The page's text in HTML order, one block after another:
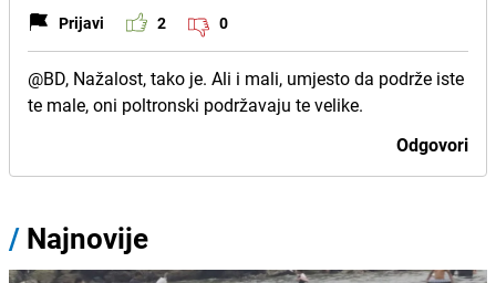
Prijavi 2 0
@BD, Nažalost, tako je. Ali i mali, umjesto da podrže iste
te male, oni poltronski podržavaju te velike.
Odgovori
/ Najnovije